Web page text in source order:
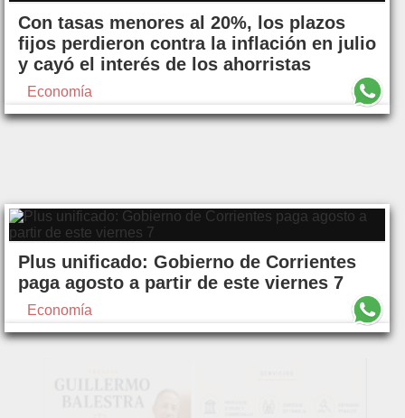
Con tasas menores al 20%, los plazos
fijos perdieron contra la inflación en julio
y cayó el interés de los ahorristas
Economía
Plus unificado: Gobierno de Corrientes
paga agosto a partir de este viernes 7
Economía